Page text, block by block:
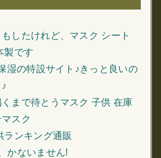
したけれど、マスク シート
製です
湿の特設サイト♪きっと良いの
まで待とうマスク 子供 在庫
スク
ランキング通販
かないません!